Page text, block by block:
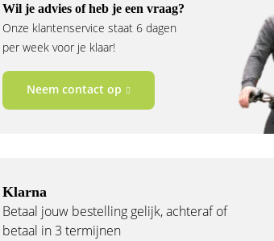
Wil je advies of heb je een vraag?
Onze klantenservice staat 6 dagen
per week voor je klaar!
Neem contact op
Klarna
Betaal jouw bestelling gelijk, achteraf of
betaal in 3 termijnen